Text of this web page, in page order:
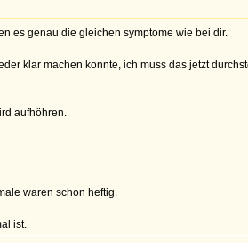
es genau die gleichen symptome wie bei dir.
klar machen konnte, ich muss das jetzt
aufhöhren.
waren schon heftig.
ist.